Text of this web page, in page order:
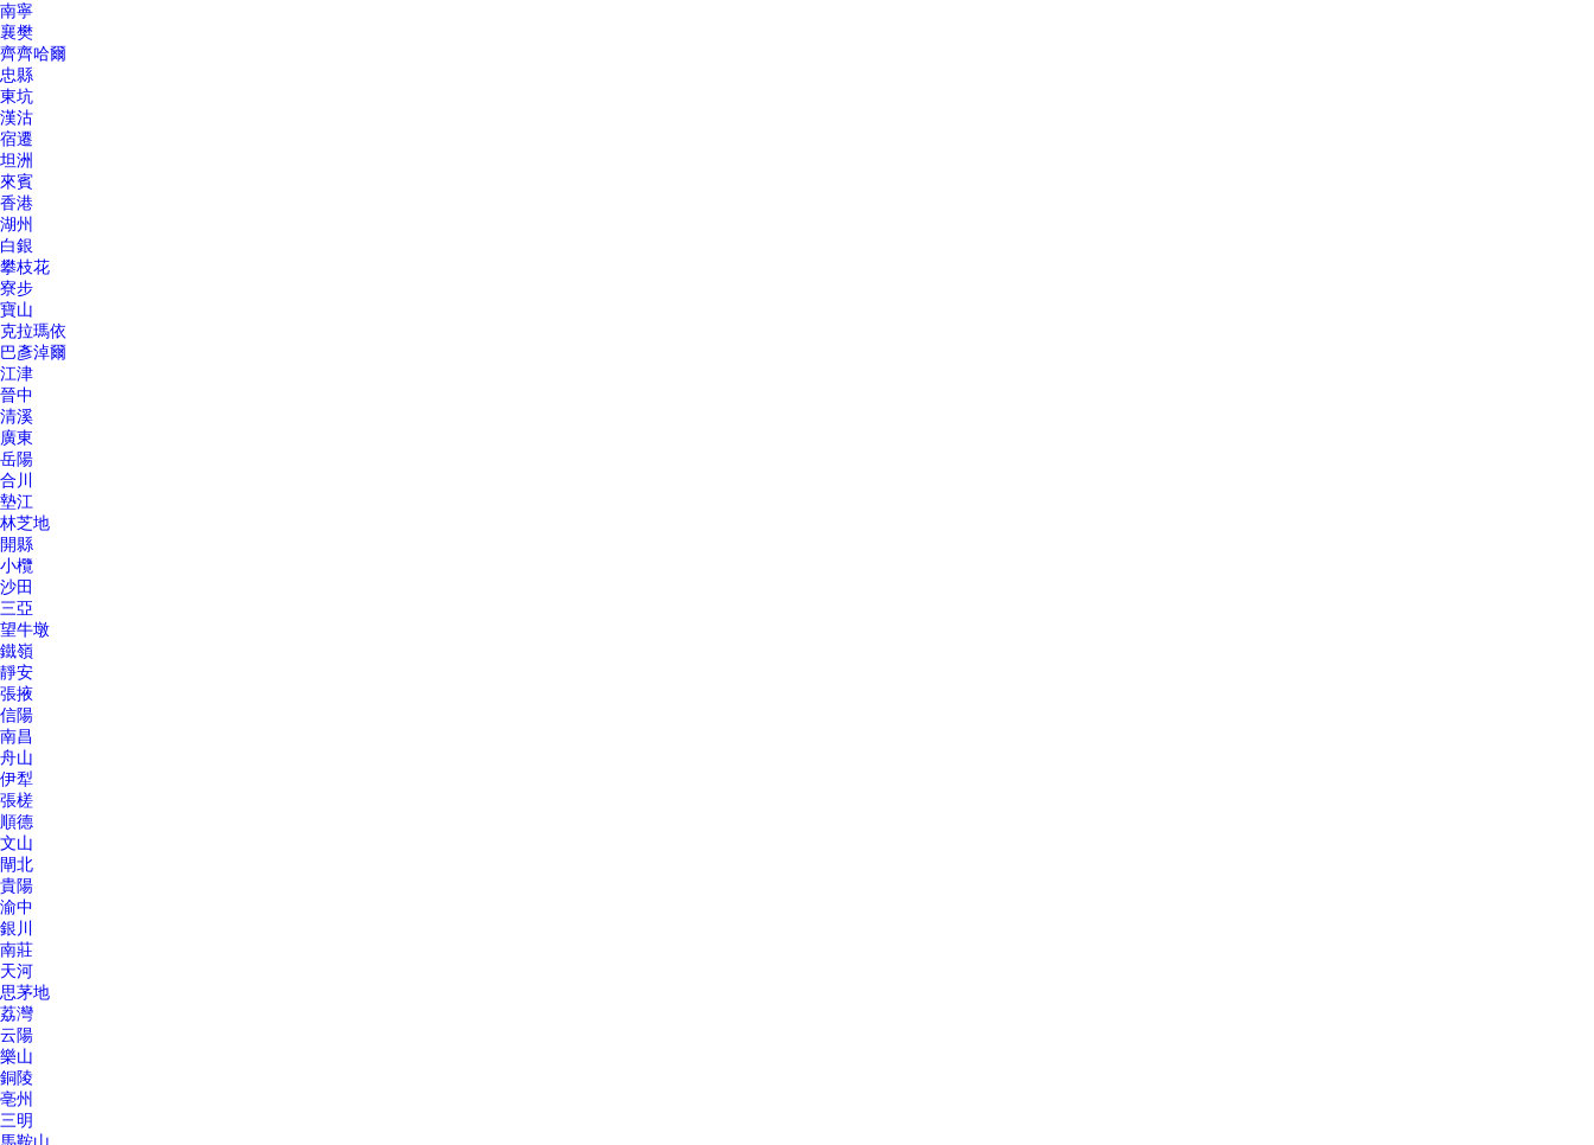
南寧
襄樊
齊齊哈爾
忠縣
東坑
漢沽
宿遷
坦洲
來賓
香港
湖州
白銀
攀枝花
寮步
寶山
克拉瑪依
巴彥淖爾
江津
晉中
清溪
廣東
岳陽
合川
墊江
林芝地
開縣
小欖
沙田
三亞
望牛墩
鐵嶺
靜安
張掖
信陽
南昌
舟山
伊犁
張槎
順德
文山
閘北
貴陽
渝中
銀川
南莊
天河
思茅地
荔灣
云陽
樂山
銅陵
亳州
三明